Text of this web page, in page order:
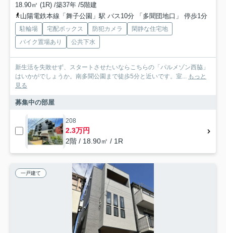
18.90㎡ (1R) /築37年 /5階建
山陽電鉄本線「舞子公園」駅 バス10分 「多聞団地口」 停歩1分
駐輪場 宅配ボックス 防犯カメラ
閑静な住宅地
バイク置場あり
公共下水
新生活を失敗せず、スタートさせたいならこちらの「パルメゾン西脇」
はいかがでしょうか。南多聞公園まで徒歩5分と近いです。室...
もっと
見る
募集中の部屋
208
2.3万円
2階 / 18.90㎡ / 1R
一戸建て